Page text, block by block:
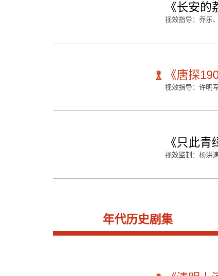
《长安的
视效指导：乔乐
《唐探
视效指导：许明
《只此青
视效监制：杨洪
年代历史剧集